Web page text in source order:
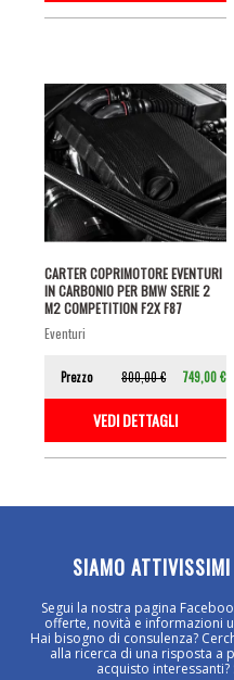
CARTER COPRIMOTORE EVENTURI
IN CARBONIO PER BMW SERIE 2
M2 COMPETITION F2X F87
eventuri
Prezzo 800,00 € 749,00 €
VEDI DETTAGLI
SIAMO ATTIVISSIMI
Segui la nostra pagina
offerte, novità e informazioni
Hai bisogno di consulenza?
alla ricerca di una risposta a
acquisto